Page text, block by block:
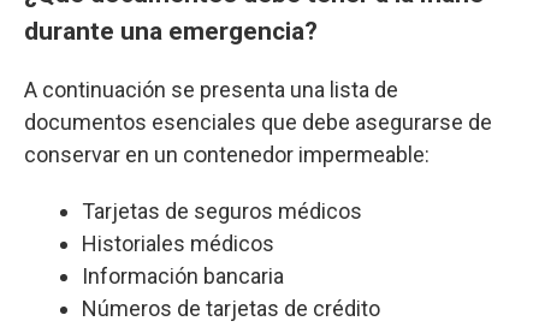
durante una emergencia?
A continuación se presenta una lista de
documentos esenciales que debe asegurarse de
conservar en un contenedor impermeable:
Tarjetas de seguros médicos
Historiales médicos
Información bancaria
Números de tarjetas de crédito